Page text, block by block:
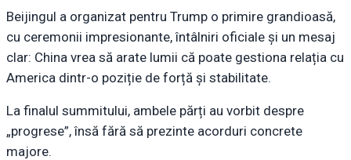
Beijingul a organizat pentru Trump o primire grandioasă,
cu ceremonii impresionante, întâlniri oficiale și un mesaj
clar: China vrea să arate lumii că poate gestiona relația cu
America dintr-o poziție de forță și stabilitate.
La finalul summitului, ambele părți au vorbit despre
„progrese”, însă fără să prezinte acorduri concrete
majore.